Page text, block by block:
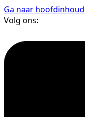
Ga naar hoofdinhoud
Volg ons: